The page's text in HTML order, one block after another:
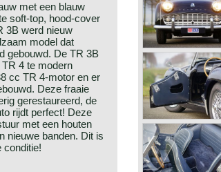
met een blauw
soft-top, hood-cover
3B werd nieuw
model dat
gebouwd. De TR 3B
4 te modern
cc TR 4-motor en er
Deze fraaie
gerestaureerd, de
rijdt perfect! Deze
met een houten
nieuwe banden. Dit is
conditie!